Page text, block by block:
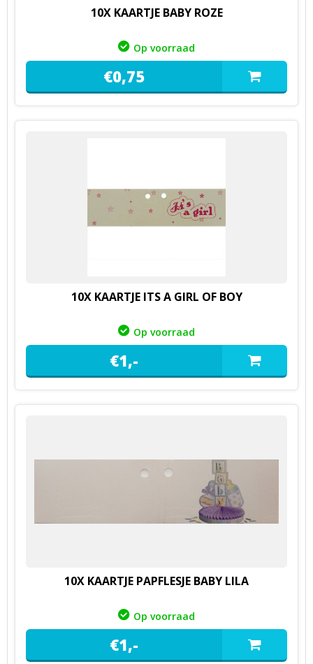
10X KAARTJE BABY ROZE
Op voorraad
€0,75
10X KAARTJE ITS A GIRL OF BOY
Op voorraad
€1,-
10X KAARTJE PAPFLESJE BABY LILA
Op voorraad
€1,-